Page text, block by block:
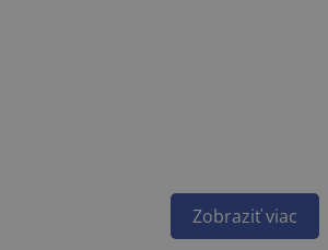
Zobraziť viac